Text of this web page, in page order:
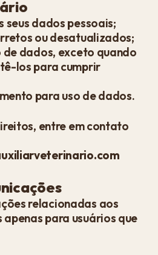
dados pessoais;
ou desatualizados;
dados, exceto quando
los para cumprir
para uso de dados.
entre em contato
relacionadas aos
apenas para usuários que